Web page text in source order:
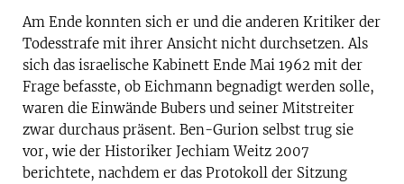
Am Ende konnten sich er und die anderen Kritiker der
Todesstrafe mit ihrer Ansicht nicht durchsetzen. Als
sich das israelische Kabinett Ende Mai 1962 mit der
Frage befasste, ob Eichmann begnadigt werden solle,
waren die Einwände Bubers und seiner Mitstreiter
zwar durchaus präsent. Ben-Gurion selbst trug sie
vor, wie der Historiker Jechiam Weitz 2007
berichtete, nachdem er das Protokoll der Sitzung